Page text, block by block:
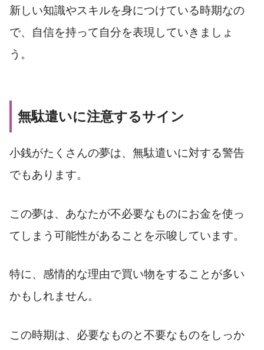
新しい知識やスキルを身につけている時期なの
で、自信を持って自分を表現していきましょ
う。
無駄遣いに注意するサイン
小銭がたくさんの夢は、無駄遣いに対する警告
でもあります。
この夢は、あなたが不必要なものにお金を使っ
てしまう可能性があることを示唆しています。
特に、感情的な理由で買い物をすることが多い
かもしれません。
この時期は、必要なものと不要なものをしっか